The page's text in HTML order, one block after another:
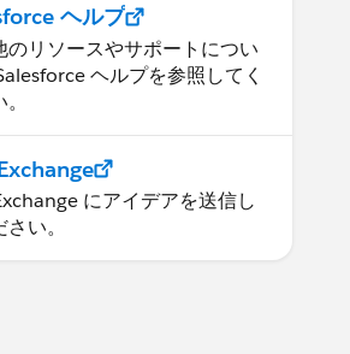
ヘルプ
のリソースやサポートについ
ヘルプを参照してく
にアイデアを送信し
い。